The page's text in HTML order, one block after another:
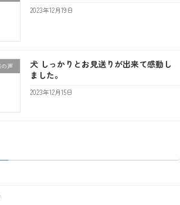
2023年12月19日
の声
犬 しっかりとお見送りが出来て感動し
ました。
2023年12月15日